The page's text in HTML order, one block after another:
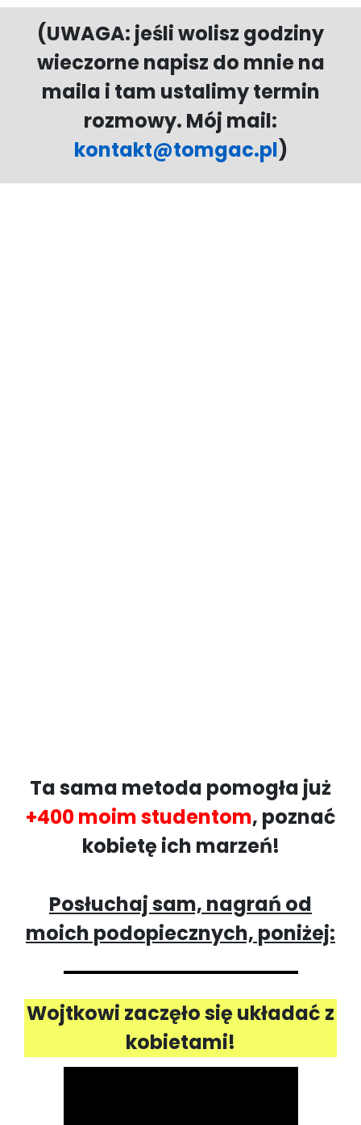
(UWAGA: jeśli wolisz godziny
wieczorne napisz do mnie na
maila i tam ustalimy termin
rozmowy. Mój mail:
kontakt@tomgac.pl)
Ta sama metoda pomogła już
+400 moim studentom, poznać
kobietę ich marzeń!
Posłuchaj sam, nagrań od
moich podopiecznych, poniżej:
Wojtkowi zaczęło się układać z
kobietami!